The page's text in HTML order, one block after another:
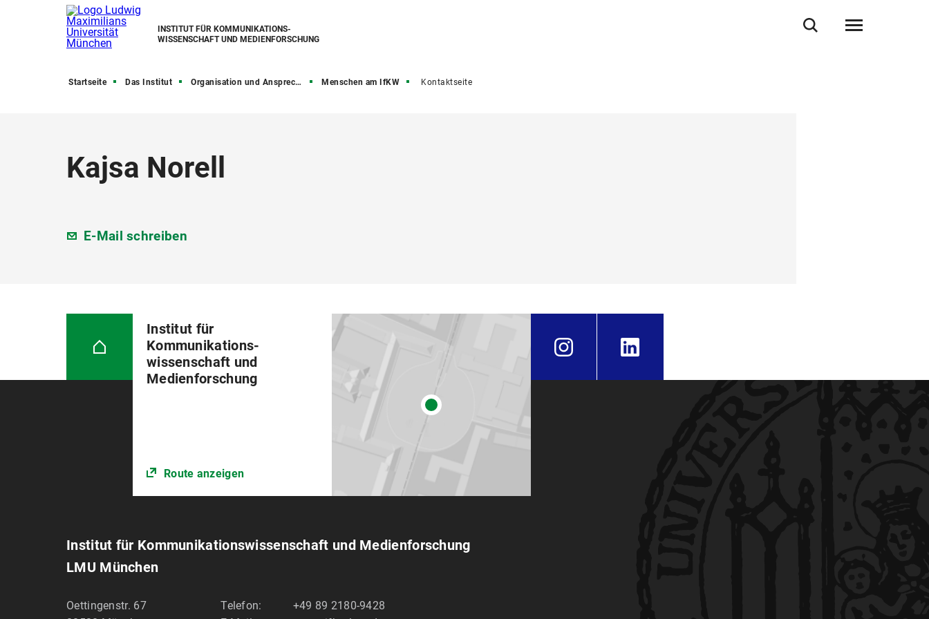
INSTITUT FÜR KOMMUNIKATIONS­
WISSENSCHAFT UND MEDIEN­FORSCHUNG
Startseite Das Institut Organisation und Ansprechpartner Menschen am IfKW Kontaktseite
Kajsa Norell
E-Mail schreiben
Institut für
Kommunikations­
wissenschaft und
Medienforschung
Route anzeigen
Institut für Kommunikations­wissenschaft und Medien­forschung
LMU München
Oettingenstr. 67
Telefon:
+49 89 2180-9428